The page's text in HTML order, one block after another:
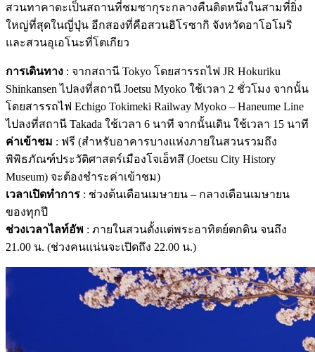
สวนทาคาดะเป็นสถานที่ชมซากุระกลางคืนติดหนึ่งในสามที่ยิ่ง
ใหญ่ที่สุดในญี่ปุ่น อีกสองที่คือสวนฮิโรซากิ จังหวัดอาโอโมริ
และสวนอุเอโนะที่โตเกียว
การเดินทาง : จากสถานี Tokyo โดยสารรถไฟ JR Hokuriku
Shinkansen ไปลงที่สถานี Joetsu Myoko ใช้เวลา 2 ชั่วโมง จากนั้น
โดยสารรถไฟ Echigo Tokimeki Railway Myoko – Haneume Line
ไปลงที่สถานี Takada ใช้เวลา 6 นาที จากนั้นเดิน ใช้เวลา 15 นาที
ค่าเข้าชม : ฟรี (สำหรับอาคารบางแห่งภายในสวนรวมถึง
พิพิธภัณฑ์ประวัติศาสตร์เมืองโจเอ็ทสึ (Joetsu City History
Museum) จะต้องชำระค่าเข้าชม)
เวลาเปิดทำการ : ช่วงต้นเดือนเมษายน – กลางเดือนเมษายน
ของทุกปี
ช่วงเวลาไลท์อัพ : ภายในสวนตั้งแต่พระอาทิตย์ตกดิน จนถึง
21.00 น. (ช่วงคนแน่นจะเปิดถึง 22.00 น.)